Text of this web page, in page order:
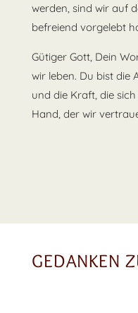
werden, sind wir auf
befreiend vorgelebt
Gütiger Gott, Dein
wir leben. Du bist die
und die Kraft, die
Hand, der wir
GEDANKEN